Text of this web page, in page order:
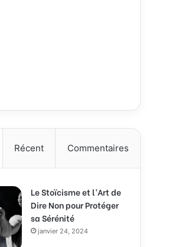
Récent Commentaires
Le Stoïcisme et l’Art de
Dire Non pour Protéger
sa Sérénité
janvier 24, 2024